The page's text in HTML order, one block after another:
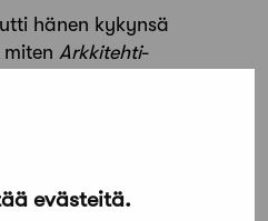
evästeitä.
hänen kykynsä
Arkkitehti-
yleisölle”,
vaikuttaa hakevan